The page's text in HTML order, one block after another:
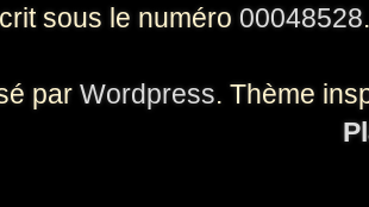
sous le numéro 00048528
par Wordpress. Thème